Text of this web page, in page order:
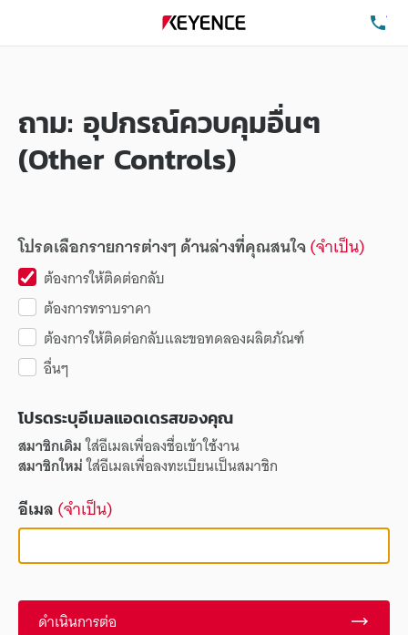
ถาม: อุปกรณ์ควบคุมอื่นๆ
(Other Controls)
โปรดเลือกรายการต่างๆ ด้านล่างที่คุณสนใจ(จำเป็น)
ต้องการให้ติดต่อกลับ
ต้องการทราบราคา
ต้องการให้ติดต่อกลับและขอทดลองผลิตภัณฑ์
อื่นๆ
โปรดระบุอีเมลแอดเดรสของคุณ
สมาชิกเดิมใส่อีเมลเพื่อลงชื่อเข้าใช้งาน
สมาชิกใหม่ใส่อีเมลเพื่อลงทะเบียนเป็นสมาชิก
อีเมล(จำเป็น)
ดำเนินการต่อ